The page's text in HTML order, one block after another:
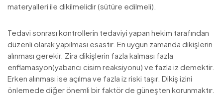
materyalleri ile dikilmelidir (sütüre edilmeli).
Tedavi sonrası kontrollerin tedaviyi yapan hekim tarafından
düzenli olarak yapılması esastır. En uygun zamanda dikişlerin
alınması gerekir. Zira dikişlerin fazla kalması fazla
enflamasyon(yabancı cisim reaksiyonu) ve fazla iz demektir.
Erken alınması ise açılma ve fazla iz riski taşır. Dikiş izini
önlemede diğer önemli bir faktör de güneşten korunmaktır.